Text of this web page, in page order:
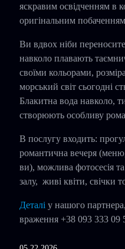
яскравим освідченням в
оригінальним
Ви вдвох ніби
навколо плавають
своїми кольорами,
морський світ сьогодні
Блакитна вода навколо,
створюють особливу
В послугу входить:
романтична вечеря
ви), можлива фотосесія
залу, живі квіти, свічки
Деталі у нашого
враження +38 093 333 09